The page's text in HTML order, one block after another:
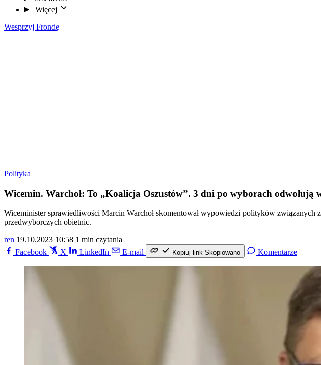
Więcej
Wesprzyj Frondę
Polityka
Wicemin. Warchoł: To „Koalicja Oszustów”. 3 dni po wyborach odwołują
Wiceminister sprawiedliwości Marcin Warchoł skomentował wypowiedzi polityków
przedwyborczych obietnic.
ren 19.10.2023 10:58 1 min czytania
Facebook
X LinkedIn E-mail Kopiuj link Skopiowano Komentarze